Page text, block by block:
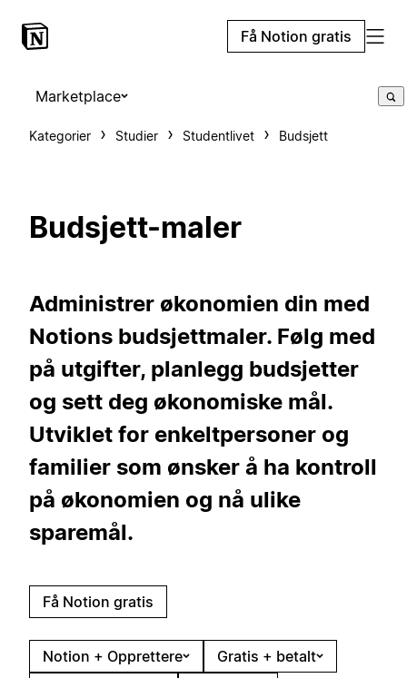
Få Notion gratis
Marketplace
Kategorier Studier Studentlivet Budsjett
Budsjett-maler
Administrer økonomien din med
Notions budsjettmaler. Følg med
på utgifter, planlegg budsjetter
og sett deg økonomiske mål.
Utviklet for enkeltpersoner og
familier som ønsker å ha kontroll
på økonomien og nå ulike
sparemål.
Få Notion gratis
Notion + Opprettere
Gratis + betalt